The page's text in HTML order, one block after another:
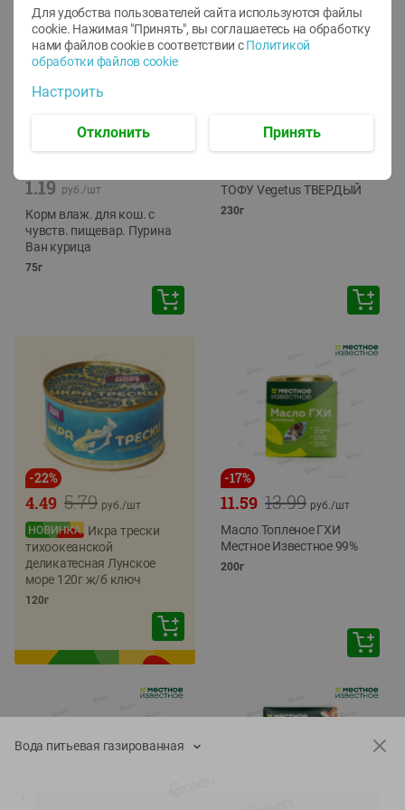
1.19 руб./шт
Корм влаж. для кош. с
чувств. пищевар. Пурина
Ван курица
75г
ТОФУ Vegetus ТВЕРДЫЙ
230г
-22%
5.79
4.49 руб./шт
Икра трески
тихоокеанской
деликатесная Лунское
море 120г ж/б ключ
120г
-17%
13.99
11.59 руб./шт
Масло Топленое ГХИ
Местное Известное 99%
200г
Вода питьевая газированная
Для удобства пользователей сайта используются файлы
cookie. Нажимая "Принять", вы соглашаетесь на обработку
нами файлов cookie в соответствии с Политикой
обработки файлов cookie
Настроить
Отклонить Принять